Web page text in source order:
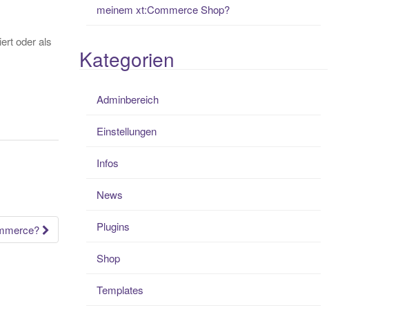
oder als
meinem xt:Commerce Shop?
Kategorien
Adminbereich
Einstellungen
Infos
News
Plugins
Shop
Templates